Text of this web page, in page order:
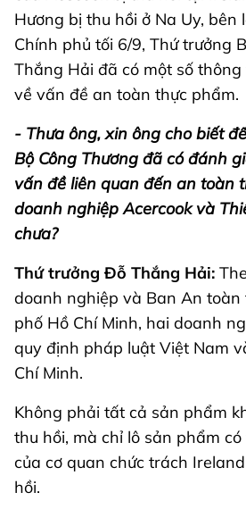
Hương bị thu hồi ở Na Uy, bên
Chính phủ tối 6/9, Thứ trưởng
Thắng Hải đã có một số
về vấn đề an toàn thực phẩm.
- Thưa ông, xin ông cho biết
Bộ Công Thương đã có đánh
vấn đề liên quan đến an toàn
doanh nghiệp Acercook và
chưa?
Thứ trưởng Đỗ Thắng Hải:
doanh nghiệp và Ban An
phố Hồ Chí Minh, hai doanh
quy định pháp luật Việt Nam
Chí Minh.
Không phải tất cả sản phẩm
thu hồi, mà chỉ lô sản phẩm
của cơ quan chức trách
hồi.